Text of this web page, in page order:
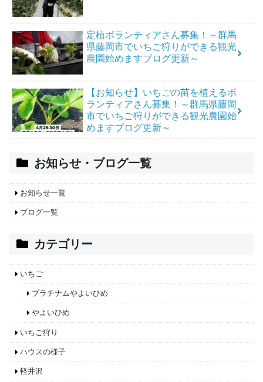
定植ボランティアさん募集！～群馬
県藤岡市でいちご狩りができる観光
農園始めますブログ更新～
【お知らせ】いちごの苗を植えるボ
ランティアさん募集！～群馬県藤岡
市でいちご狩りができる観光農園始
めますブログ更新～
お知らせ・ブログ一覧
お知らせ一覧
ブログ一覧
カテゴリー
いちご
プラチナムやよいひめ
やよいひめ
いちご狩り
ハウスの様子
軽井沢